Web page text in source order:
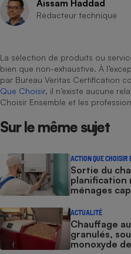
Aissam Haddad
Rédacteur technique
La sélection de produits ou
bien que non-exhaustive. À
par Bureau Veritas Certification
Que Choisir, il n’existe aucune
Choisir Ensemble et les
Sur le même sujet
ACTION QUE CHOISIR
Sortie du
planification
ménages
ACTUALITÉ
Chauffage
granulés,
monoxyde